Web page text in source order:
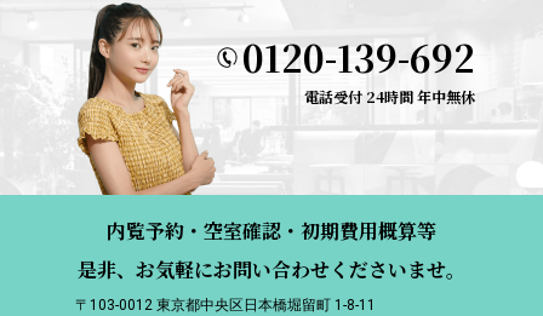
0120-139-692
電話受付 24時間 年中無休
内覧予約・空室確認・初期費用概算等
是非、お気軽にお問い合わせくださいませ。
〒103-0012 東京都中央区日本橋堀留町 1-8-11